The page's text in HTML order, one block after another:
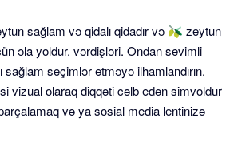
sağlam və qidalı qidadır və 🫒 zeytun
əla yoldur. vərdişləri. Ondan sevimli
seçimlər etməyə ilhamlandırın.
vizual olaraq diqqəti cəlb edən simvoldur
və ya sosial media lentinizə